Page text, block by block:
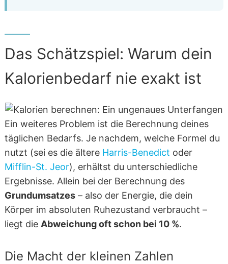
Das Schätzspiel: Warum dein
Kalorienbedarf nie exakt ist
Ein weiteres Problem ist die Berechnung deines
täglichen Bedarfs. Je nachdem, welche Formel du
nutzt (sei es die ältere Harris-Benedict oder
Mifflin-St. Jeor), erhältst du unterschiedliche
Ergebnisse. Allein bei der Berechnung des
Grundumsatzes– also der Energie, die dein
Körper im absoluten Ruhezustand verbraucht –
liegt die Abweichung oft schon bei 10 %.
Die Macht der kleinen Zahlen